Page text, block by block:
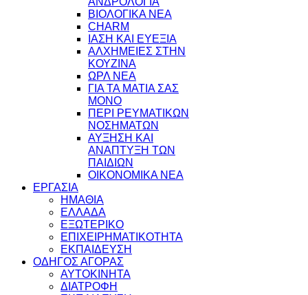
ΒΙΟΛΟΓΙΚΑ ΝΕΑ
CHARM
ΙΑΣΗ ΚΑΙ ΕΥΕΞΙΑ
ΑΛΧΗΜΕΙΕΣ ΣΤΗΝ
ΚΟΥΖΙΝΑ
ΩΡΛ ΝEA
ΓΙΑ ΤΑ ΜΑΤΙΑ ΣΑΣ
ΜΟΝΟ
ΠΕΡΙ ΡΕΥΜΑΤΙΚΩΝ
ΝΟΣΗΜΑΤΩΝ
ΑΥΞΗΣΗ ΚΑΙ
ΑΝΑΠΤΥΞΗ ΤΩΝ
ΠΑΙΔΙΩΝ
ΟΙΚΟΝΟΜΙΚΑ ΝΕΑ
ΕΡΓΑΣΙΑ
ΗΜΑΘΙΑ
ΕΛΛΑΔΑ
ΕΞΩΤΕΡΙΚΟ
ΕΠΙΧΕΙΡΗΜΑΤΙΚΟΤΗΤΑ
ΕΚΠΑΙΔΕΥΣΗ
ΟΔΗΓΟΣ ΑΓΟΡΑΣ
ΑΥΤΟΚΙΝΗΤΑ
ΔΙΑΤΡΟΦΗ